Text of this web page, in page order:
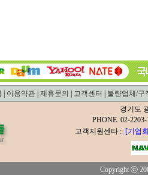
이용약관 제휴문의 고객센터
불량업체/구
경기도
PHONE. 02-
고객지원센타 : [기업
Copyright ⓒ